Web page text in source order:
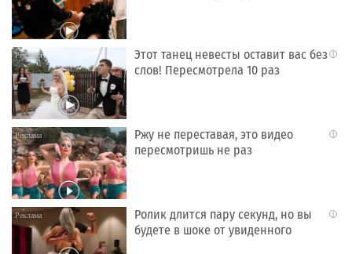
i
Этот танец невесты оставит вас без
слов! Пересмотрела 10 раз
i
Ржу не переставая, это видео
пересмотришь не раз
i
Ролик длится пару секунд, но вы
будете в шоке от увиденного